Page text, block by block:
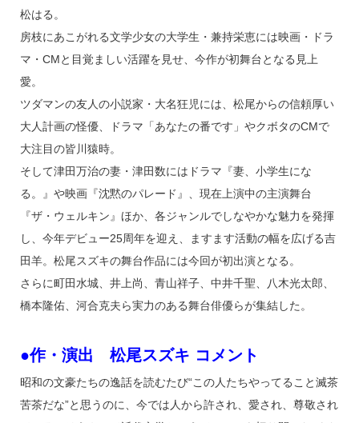
松はる。
房枝にあこがれる文学少女の大学生・兼持栄恵には映画・ドラ
マ・CMと目覚ましい活躍を見せ、今作が初舞台となる見上
愛。
ツダマンの友人の小説家・大名狂児には、松尾からの信頼厚い
大人計画の怪優、ドラマ「あなたの番です」やクボタのCMで
大注目の皆川猿時。
そして津田万治の妻・津田数にはドラマ『妻、小学生にな
る。』や映画『沈黙のパレード』、現在上演中の主演舞台
『ザ・ウェルキン』ほか、各ジャンルでしなやかな魅力を発揮
し、今年デビュー25周年を迎え、ますます活動の幅を広げる吉
田羊。松尾スズキの舞台作品には今回が初出演となる。
さらに町田水城、井上尚、青山祥子、中井千聖、八木光太郎、
橋本隆佑、河合克夫ら実力のある舞台俳優らが集結した。
●作・演出 松尾スズキ コメント
昭和の文豪たちの逸話を読むたび“この人たちやってること滅茶
苦茶だな”と思うのに、今では人から許され、愛され、尊敬され